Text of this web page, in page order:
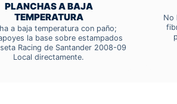
PLANCHAS A BAJA
TEMPERATURA
a baja temperatura con paño;
la base sobre estampados
Racing de Santander 2008-09
Local directamente.
No